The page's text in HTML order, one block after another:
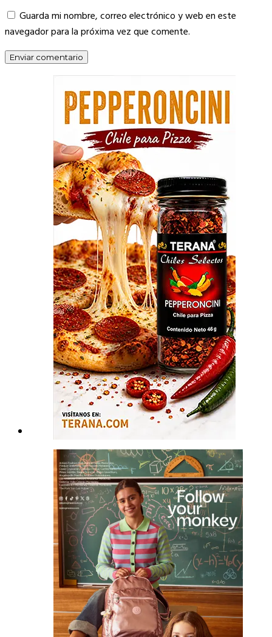
Guarda mi nombre, correo electrónico y web en este
navegador para la próxima vez que comente.